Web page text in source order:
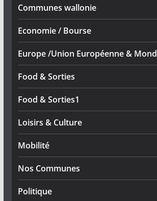
Communes wallonie
Economie / Bourse
Europe /Union Européenne &
Food & Sorties
Food & Sorties1
Loisirs & Culture
Mobilité
Nos Communes
Politique